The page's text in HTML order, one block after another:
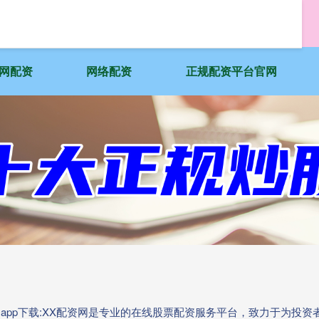
配资 网络配资 正规配资平台官网
下载:XX配资网是专业的在线股票配资服务平台，致力于为投